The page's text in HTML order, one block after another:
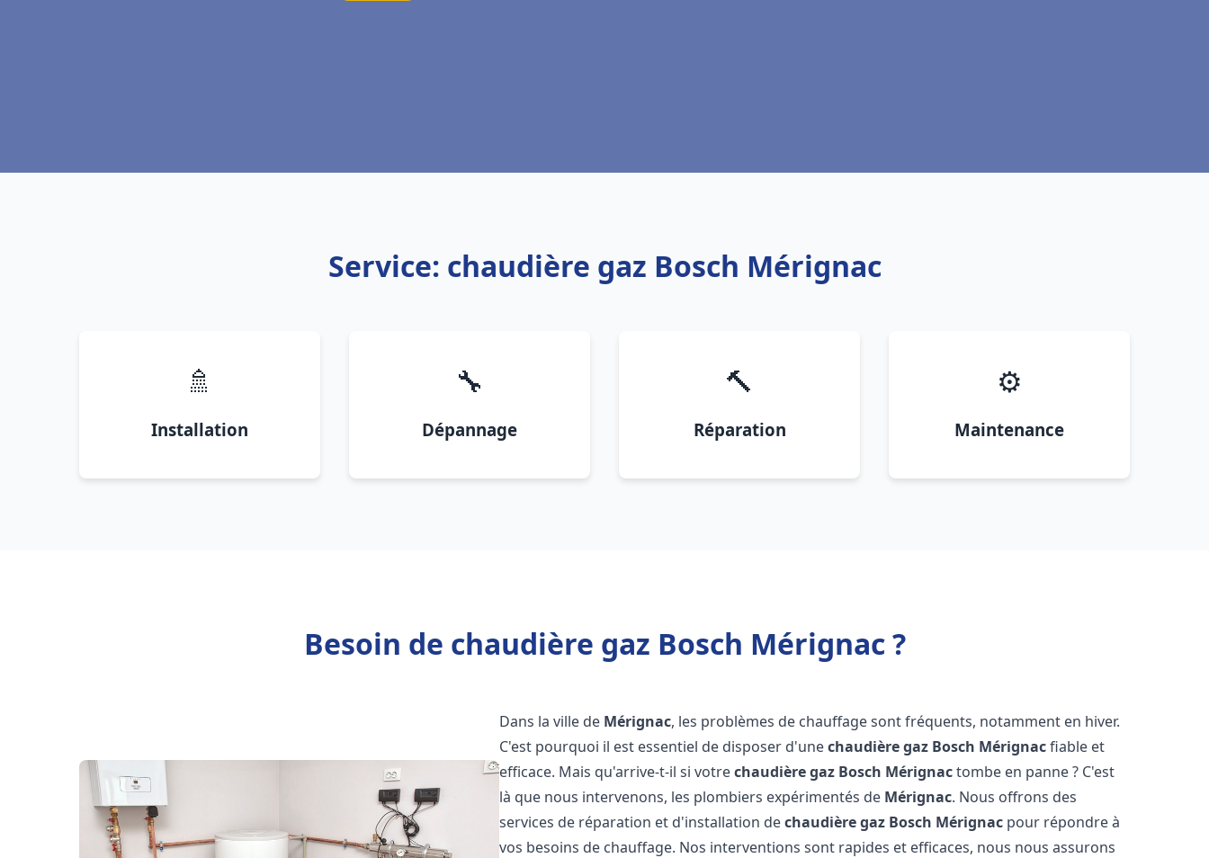
Service: chaudière gaz Bosch Mérignac
🚿
Installation
🔧
Dépannage
🔨
Réparation
⚙️
Maintenance
Besoin de chaudière gaz Bosch Mérignac ?
Dans la ville de Mérignac, les problèmes de chauffage sont fréquents, notamment en hiver.
C'est pourquoi il est essentiel de disposer d'unechaudière gaz Bosch Mérignacfiable et
efficace. Mais qu'arrive-t-il si votrechaudière gaz Bosch Mérignactombe en panne ? C'est
là que nous intervenons, les plombiers expérimentés de Mérignac. Nous offrons des
services de réparation et d'installation dechaudière gaz Bosch Mérignac pour répondre à
vos besoins de chauffage. Nos interventions sont rapides et efficaces, nous nous assurons